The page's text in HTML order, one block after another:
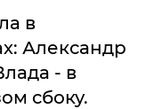
в
Александр
- в
сбоку.